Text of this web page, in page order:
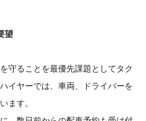
望
守ることを最優先課題としてタク
イヤーでは、車両、ドライバーを
ます。